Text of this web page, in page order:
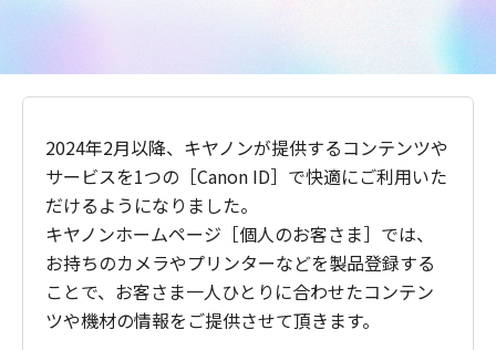
2024年2月以降、キヤノンが提供するコンテンツや
サービスを1つの［Canon ID］で快適にご利用いた
だけるようになりました。
キヤノンホームページ［個人のお客さま］では、
お持ちのカメラやプリンターなどを製品登録する
ことで、お客さま一人ひとりに合わせたコンテン
ツや機材の情報をご提供させて頂きます。